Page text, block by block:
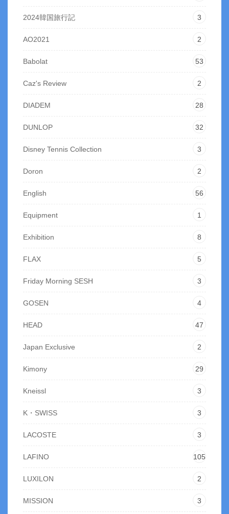
2024韓国旅行記 3
AO2021 2
Babolat 53
Caz's Review 2
DIADEM 28
DUNLOP 32
Disney Tennis Collection 3
Doron 2
English 56
Equipment 1
Exhibition 8
FLAX 5
Friday Morning SESH 3
GOSEN 4
HEAD 47
Japan Exclusive 2
Kimony 29
Kneissl 3
K・SWISS 3
LACOSTE 3
LAFINO 105
LUXILON 2
MISSION 3